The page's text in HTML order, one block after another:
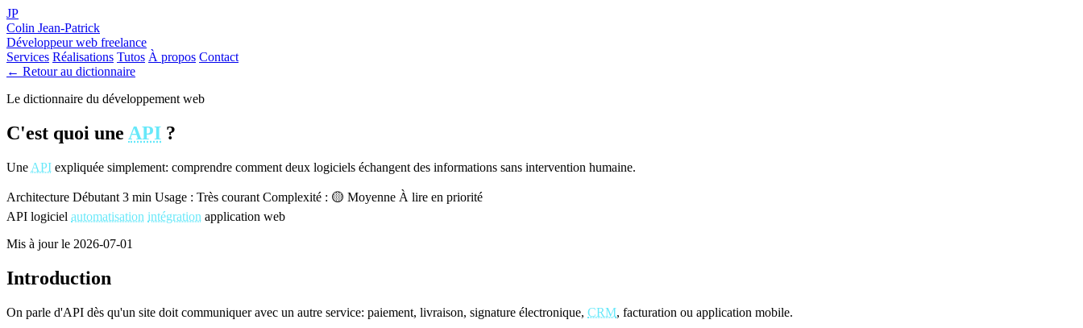
JP
Colin Jean-Patrick
Développeur web freelance
Services Réalisations Tutos À propos Contact
← Retour au dictionnaire
Le dictionnaire du développement web
C'est quoi une API ?
Une API expliquée simplement: comprendre comment deux logiciels échangent des informations sans intervention humaine.
Architecture Débutant 3 min Usage : Très courant Complexité : 🟡 Moyenne À lire en priorité
API logiciel automatisation intégration application web
Mis à jour le 2026-07-01
Introduction
On parle d'API dès qu'un site doit communiquer avec un autre service: paiement, livraison, signature électronique, CRM, facturation ou application mobile.